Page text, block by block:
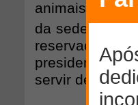
animais pelo
da sede da
reservados
presidente, a
servir de